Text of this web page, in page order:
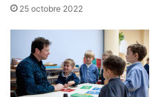
25 octobre 2022